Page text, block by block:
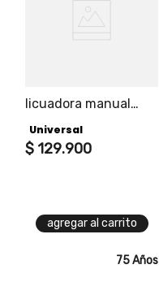
licuadora manual
velocidades universal
Universal
$ 129.900
agregar al carrito
75 Años